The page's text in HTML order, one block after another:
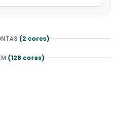
(2 cores)
(128 cores)